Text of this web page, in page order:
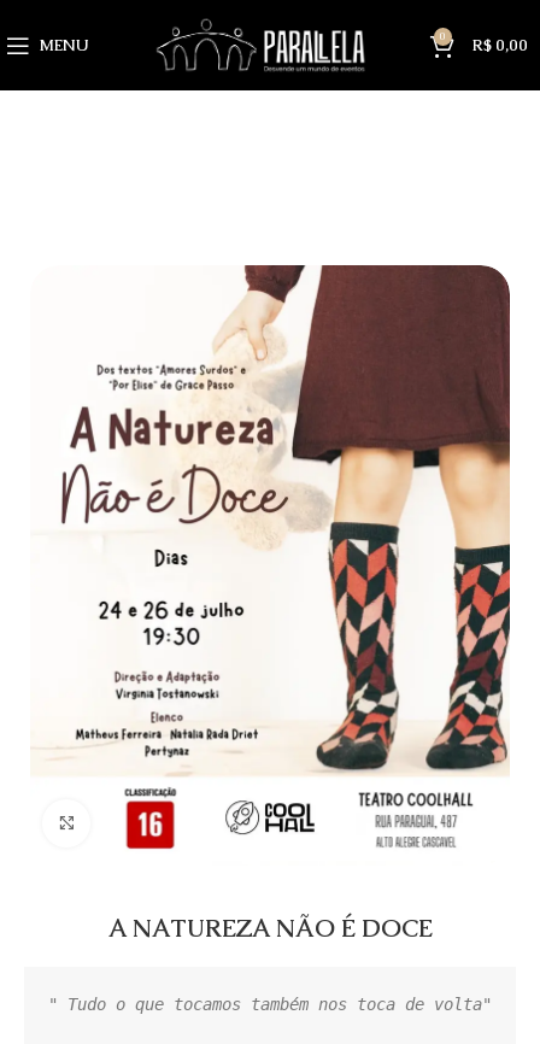
MENU 0 R$ 0,00
Click to enlarge
A NATUREZA NÃO É DOCE
" Tudo o que tocamos também nos toca de volta"